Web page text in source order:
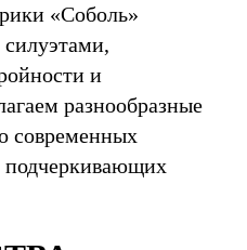
«Соболь»
и
разнообразные
современных
подчеркивающих